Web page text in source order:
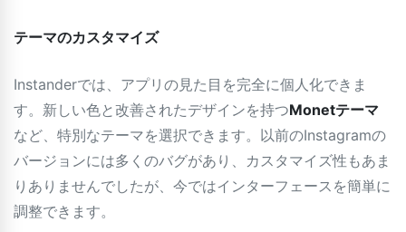
テーマのカスタマイズ
Instanderでは、アプリの見た目を完全に個人化できま
す。新しい色と改善されたデザインを持つMonetテーマ
など、特別なテーマを選択できます。以前のInstagramの
バージョンには多くのバグがあり、カスタマイズ性もあま
りありませんでしたが、今ではインターフェースを簡単に
調整できます。